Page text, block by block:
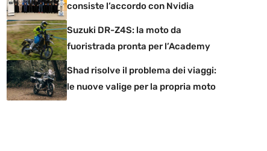
consiste l’accordo con Nvidia
Suzuki DR-Z4S: la moto da
fuoristrada pronta per l’Academy
Shad risolve il problema dei viaggi:
le nuove valige per la propria moto